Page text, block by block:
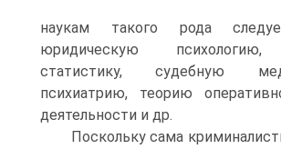
наукам такого рода
юридическую
статистику, судебную
психиатрию, теорию
деятельности и др.
Поскольку сама